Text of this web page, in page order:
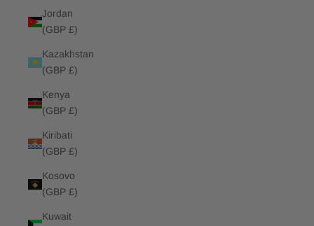
Jordan
(GBP £)
Kazakhstan
(GBP £)
Kenya
(GBP £)
Kiribati
(GBP £)
Kosovo
(GBP £)
Kuwait